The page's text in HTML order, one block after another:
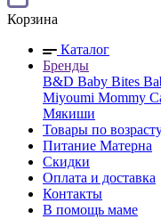
Корзина
Каталог
Бренды
B&D Baby Bites
Miyoumi Mommy
Мякиши
Товары по
Питание Матерна
Скидки
Оплата и доставка
Контакты
В помощь маме